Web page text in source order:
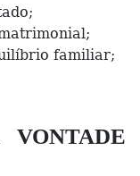
familiar;
VONTADE